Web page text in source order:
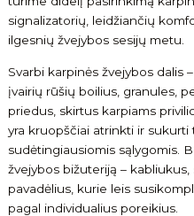
signalizatorių, leidžiančių
ilgesnių žvejybos sesijų metu.
Svarbi karpinės žvejybos dalis
įvairių rūšių boilius, granules,
priedus, skirtus karpiams
yra kruopščiai atrinkti ir
sudėtingiausiomis sąlygomis.
žvejybos bižuteriją –
pavadėlius, kurie leis
pagal individualius poreikius.